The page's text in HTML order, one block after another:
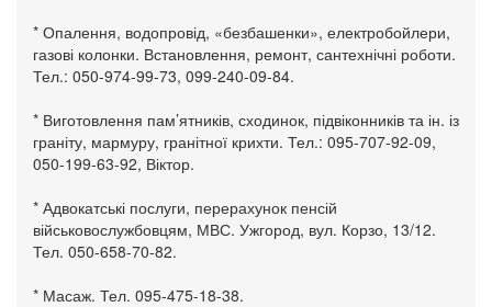
* Опалення, водопровід, «безбашенки», електробойлери,
газові колонки. Встановлення, ремонт, сантехнічні роботи.
Тел.: 050-974-99-73, 099-240-09-84.
* Виготовлення пам’ятників, сходинок, підвіконників та ін. із
граніту, мармуру, гранітної крихти. Тел.: 095-707-92-09,
050-199-63-92, Віктор.
* Адвокатські послуги, перерахунок пенсій
військовослужбовцям, МВС. Ужгород, вул. Корзо, 13/12.
Тел. 050-658-70-82.
* Масаж. Тел. 095-475-18-38.